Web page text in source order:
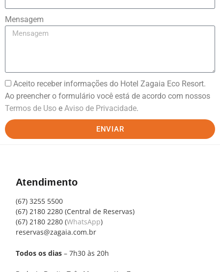
Mensagem
Aceito receber informações do Hotel Zagaia Eco Resort.
Ao preencher o formulário você está de acordo com nossos
Termos de Uso e Aviso de Privacidade.
ENVIAR
Atendimento
(67) 3255 5500
(67) 2180 2280 (Central de Reservas)
(67) 2180 2280 (WhatsApp)
reservas@zagaia.com.br
Todos os dias – 7h30 às 20h